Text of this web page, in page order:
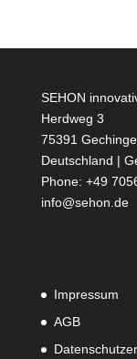
SEHON
Herdweg 3
75391
Deutschland |
Phone: +49
info@sehon.de
Impressum
AGB